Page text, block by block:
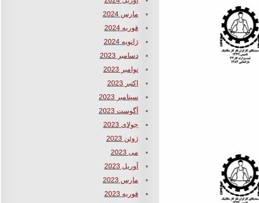
مارس 2024
فوریه 2024
ژانویه 2024
دسامبر 2023
نوامبر 2023
اکتبر 2023
سپتامبر 2023
آگوست 2023
جولای 2023
ژوئن 2023
می 2023
آوریل 2023
مارس 2023
فوریه 2023